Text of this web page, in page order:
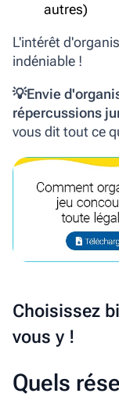
autres)
L'intérêt
indéniable !
💡Envie
répercussions
vous dit tout ce
Choisissez
vous y !
Quels